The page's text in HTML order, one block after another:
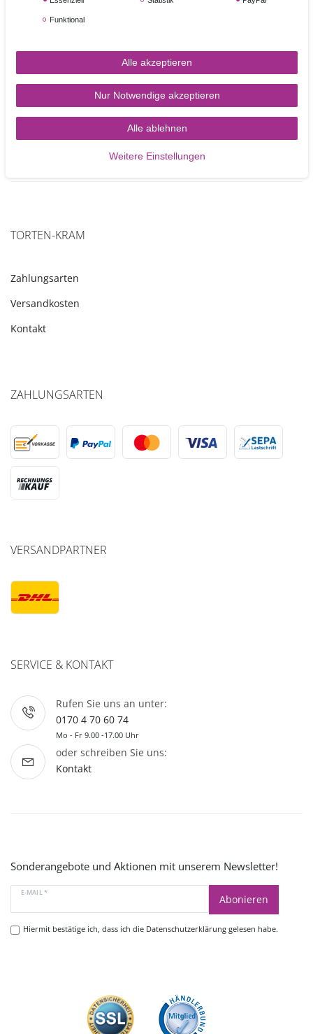
In den Warenkorb
TORTEN-KRAM
Zahlungsarten
Versandkosten
Kontakt
ZAHLUNGSARTEN
VERSANDPARTNER
SERVICE & KONTAKT
Rufen Sie uns an unter:
0170 4 70 60 74
Mo - Fr 9.00 -17.00 Uhr
oder schreiben Sie uns:
Kontakt
Sonderangebote und Aktionen mit unserem Newsletter!
E-MAIL *
Abonieren
Hiermit bestätige ich, dass ich die Datenschutzerklärunggelesen habe.
Funktional
Alle akzeptieren
Nur Notwendige akzeptieren
Alle ablehnen
Weitere Einstellungen